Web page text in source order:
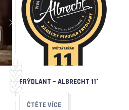
FRÝDLANT – ALBRECHT 11°
ČTĚTE VÍCE